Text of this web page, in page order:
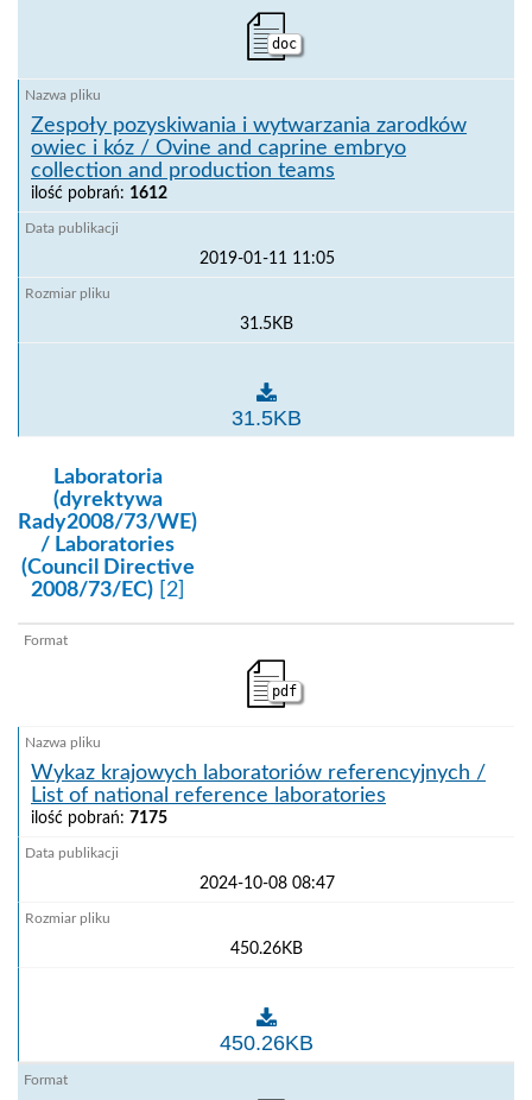
doc
Zespoły pozyskiwania i wytwarzania zarodków
owiec i kóz / Ovine and caprine embryo
collection and production teams
ilość pobrań: 1612
2019-01-11 11:05
31.5KB
Zespoły pozyskiwania i wytwarzania zarodków
31.5KB
kategoria:
Laboratoria
(dyrektywa
Rady2008/73/WE)
/ Laboratories
(Council Directive
2008/73/EC)[2]
pdf
Wykaz krajowych laboratoriów referencyjnych /
List of national reference laboratories
ilość pobrań: 7175
2024-10-08 08:47
450.26KB
Wykaz krajowych laboratoriów referencyjnych / List
450.26KB